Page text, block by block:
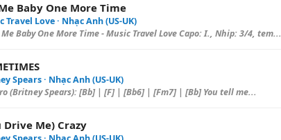
Baby One More Time
Travel Love · Nhạc Anh (US-UK)
Baby One More Time - Music Travel Love Capo: I., Nhip: 3/4, tem...
Spears · Nhạc Anh (US-UK)
(Britney Spears): [Bb] | [F] | [Bb6] | [Fm7] | [Bb] You tell me...
Drive Me) Crazy